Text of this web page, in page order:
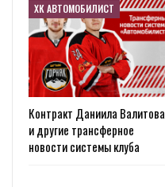
ХК АВТОМОБИЛИСТ
Контракт Даниила Валитова
и другие трансферное
новости системы клуба